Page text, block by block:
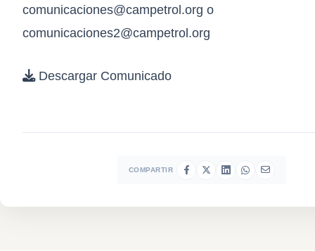
comunicaciones@campetrol.org o
comunicaciones2@campetrol.org
Descargar Comunicado
COMPARTIR